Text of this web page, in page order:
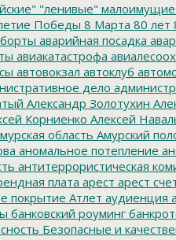
"ленивые" малоимущие
Победы 8 Марта 80 лет
аварийная посадка
авиакатастрофа
автовокзал автоклуб
дело
Александр Золотухин
Корниенко Алексей
область Амурский
аномальное потепление
антитеррористическая
плата арест арест
покрытие Атлет аудиенция
банковский роуминг
Безопасные и